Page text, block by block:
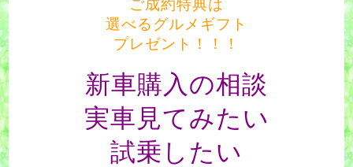
ご成約特典は
選べるグルメギフト
プレゼント！！！
新車購入の相談
実車見てみたい
試乗したい